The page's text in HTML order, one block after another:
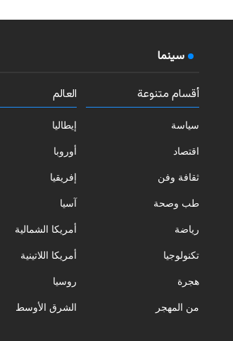
سينما
أقسام متنوعة
سياسة
اقتصاد
ثقافة وفن
طب وصحة
رياضة
تكنولوجيا
هجرة
من المهجر
العالم
إيطاليا
أوروبا
إفريقيا
آسيا
أمريكا الشمالية
أمريكا اللاتينية
روسيا
الشرق الأوسط